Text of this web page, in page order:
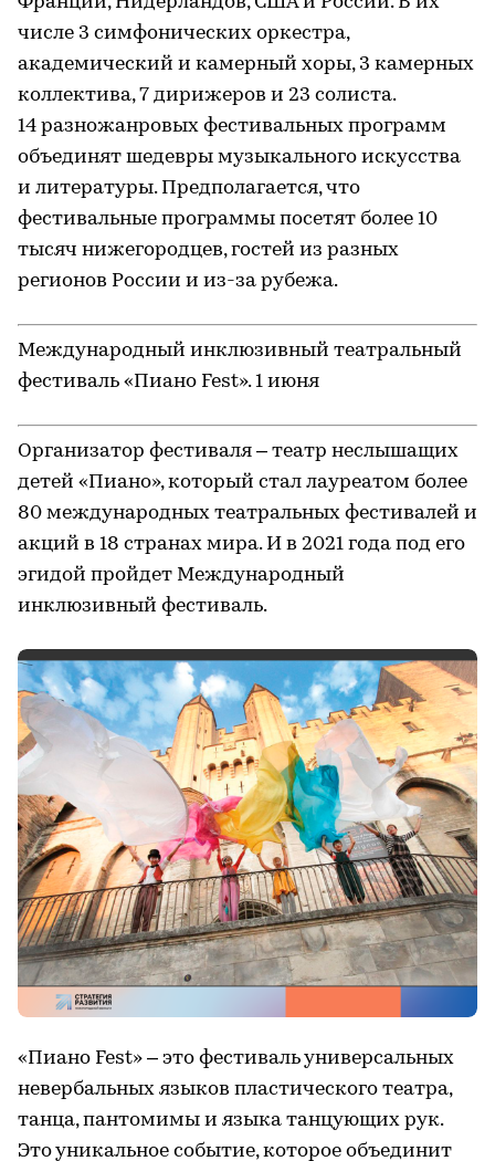
числе 3 симфонических оркестра,
академический и камерный хоры, 3 камерных
коллектива, 7 дирижеров и 23 солиста.
14 разножанровых фестивальных программ
объединят шедевры музыкального искусства
и литературы. Предполагается, что
фестивальные программы посетят более 10
тысяч нижегородцев, гостей из разных
регионов России и из-за рубежа.
Международный инклюзивный театральный
фестиваль «Пиано Fest». 1 июня
Организатор фестиваля – театр неслышащих
детей «Пиано», который стал лауреатом более
80 международных театральных фестивалей и
акций в 18 странах мира. И в 2021 года под его
эгидой пройдет Международный
инклюзивный фестиваль.
«Пиано Fest» – это фестиваль универсальных
невербальных языков пластического театра,
танца, пантомимы и языка танцующих рук.
Это уникальное событие, которое объединит